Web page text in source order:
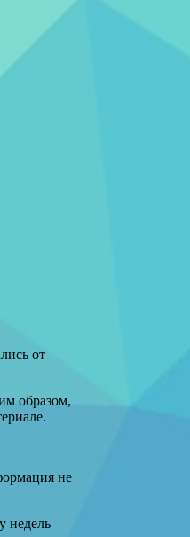
от
образом,
не
недель